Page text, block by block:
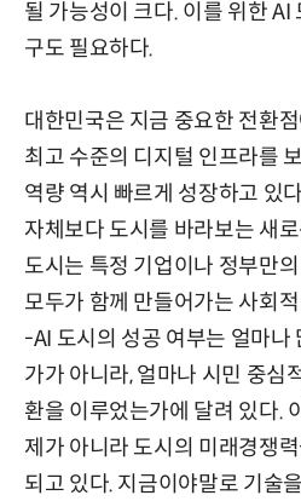
될 가능성이 크다. 이를 위한 AI
구도 필요하다.
대한민국은 지금 중요한 전환
최고 수준의 디지털 인프라를
역량 역시 빠르게 성장하고 있
자체보다 도시를 바라보는 새
도시는 특정 기업이나 정부만
모두가 함께 만들어가는 사회
-AI 도시의 성공 여부는 얼마나
가가 아니라, 얼마나 시민 중심
환을 이루었는가에 달려 있다.
제가 아니라 도시의 미래경쟁
되고 있다. 지금이야말로 기술